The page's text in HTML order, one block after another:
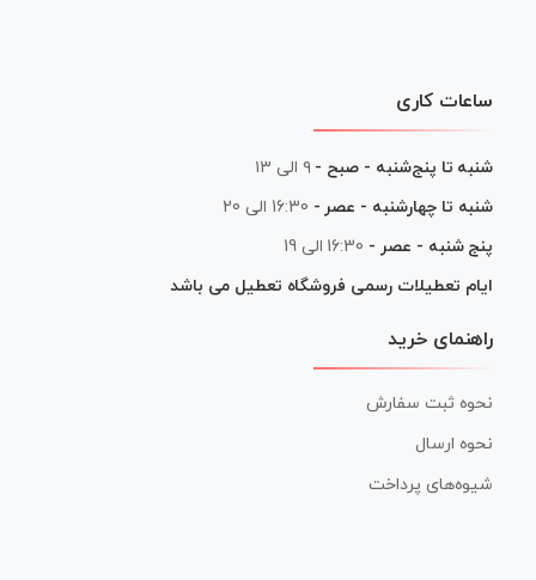
ساعات کاری
شنبه تا پنج‌شنبه - صبح - ۹ الی ۱۳
شنبه تا چهارشنبه - عصر - 16:30 الی 20
پنج شنبه - عصر - 16:30 الی 19
ایام تعطیلات رسمی فروشگاه تعطیل می باشد
راهنمای خرید
نحوه ثبت سفارش
نحوه ارسال
شیوه‌های پرداخت